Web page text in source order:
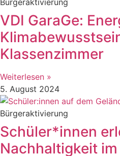
VDI GaraGe:
Klassenzimmer
Weiterlesen »
5. August 2024
Bürgeraktivierung
Schüler*innen
Nachhaltigkeit im